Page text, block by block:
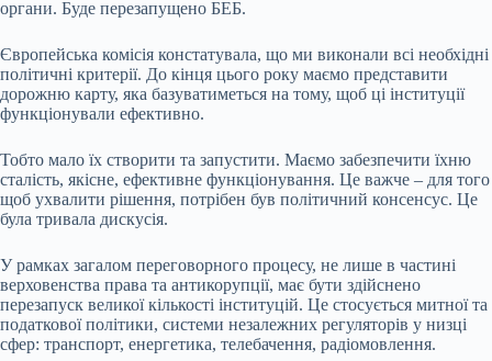
органи. Буде перезапущено БЕБ.
Європейська комісія констатувала, що ми виконали всі необхідні
політичні критерії. До кінця цього року маємо представити
дорожню карту, яка базуватиметься на тому, щоб ці інституції
функціонували ефективно.
Тобто мало їх створити та запустити. Маємо забезпечити їхню
сталість, якісне, ефективне функціонування. Це важче – для того
щоб ухвалити рішення, потрібен був політичний консенсус. Це
була тривала дискусія.
У рамках загалом переговорного процесу, не лише в частині
верховенства права та антикорупції, має бути здійснено
перезапуск великої кількості інституцій. Це стосується митної та
податкової політики, системи незалежних регуляторів у низці
сфер: транспорт, енергетика, телебачення, радіомовлення.